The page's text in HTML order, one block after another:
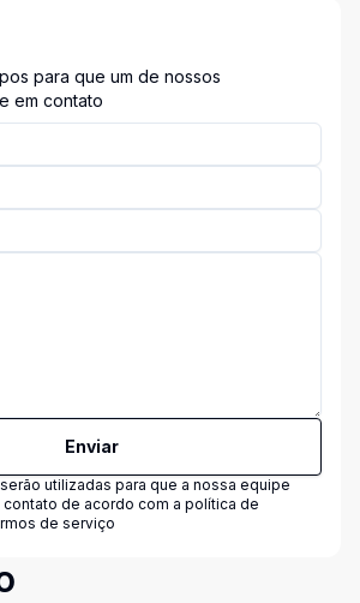
para que um de nossos
em contato
Enviar
utilizadas para que a nossa equipe
de acordo com a política de
de serviço